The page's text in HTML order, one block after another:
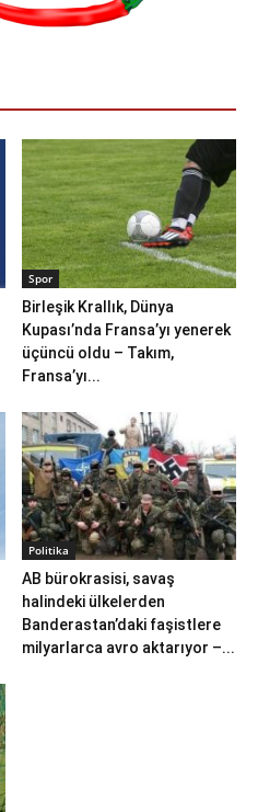
Spor
Birleşik Krallık, Dünya
Kupası’nda Fransa’yı yenerek
üçüncü oldu – Takım,
Fransa’yı...
Politika
AB bürokrasisi, savaş
halindeki ülkelerden
Banderastan’daki faşistlere
milyarlarca avro aktarıyor –...